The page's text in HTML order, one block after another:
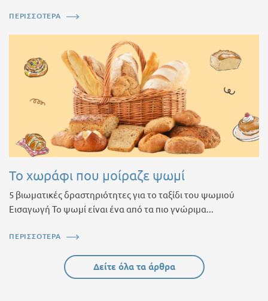
ΠΕΡΙΣΣΟΤΕΡΑ
Το χωράφι που μοίραζε ψωμί
5 βιωματικές δραστηριότητες για το ταξίδι του ψωμιού
Εισαγωγή Το ψωμί είναι ένα από τα πιο γνώριμα...
ΠΕΡΙΣΣΟΤΕΡΑ
Δείτε όλα τα άρθρα